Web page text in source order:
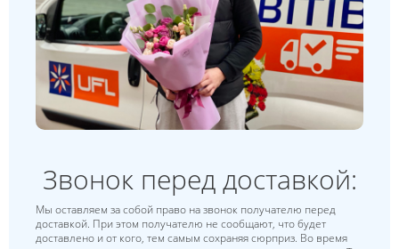
Звонок перед доставкой:
Мы оставляем за собой право на звонок получателю перед
доставкой. При этом получателю не сообщают, что будет
доставлено и от кого, тем самым сохраняя сюрприз. Во время